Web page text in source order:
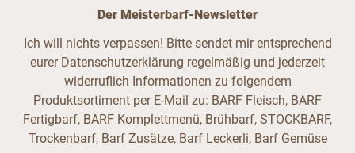
Der Meisterbarf-Newsletter
Ich will nichts verpassen! Bitte sendet mir entsprechend
eurer Datenschutzerklärung regelmäßig und jederzeit
widerruflich Informationen zu folgendem
Produktsortiment per E-Mail zu: BARF Fleisch, BARF
Fertigbarf, BARF Komplettmenü, Brühbarf, STOCKBARF,
Trockenbarf, Barf Zusätze, Barf Leckerli, Barf Gemüse